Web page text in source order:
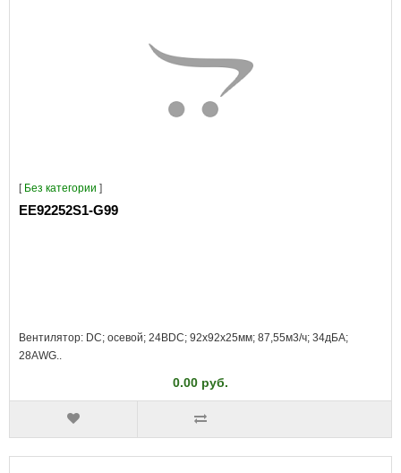
[ Без категории ]
EE92252S1-G99
Вентилятор: DC; осевой; 24ВDC; 92x92x25мм; 87,55м3/ч; 34дБА;
28AWG..
0.00 руб.